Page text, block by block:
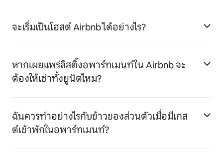
จะเริ่มเป็นโฮสต์ Airbnb ได้อย่างไร?
หากเผยแพร่ลิสติ้งอพาร์ทเมนท์ใน Airbnb จะ
ต้องให้เช่าทั้งยูนิตไหม?
ฉันควรทำอย่างไรกับข้าวของส่วนตัวเมื่อมีเกส
ต์เข้าพักในอพาร์ทเมนท์?